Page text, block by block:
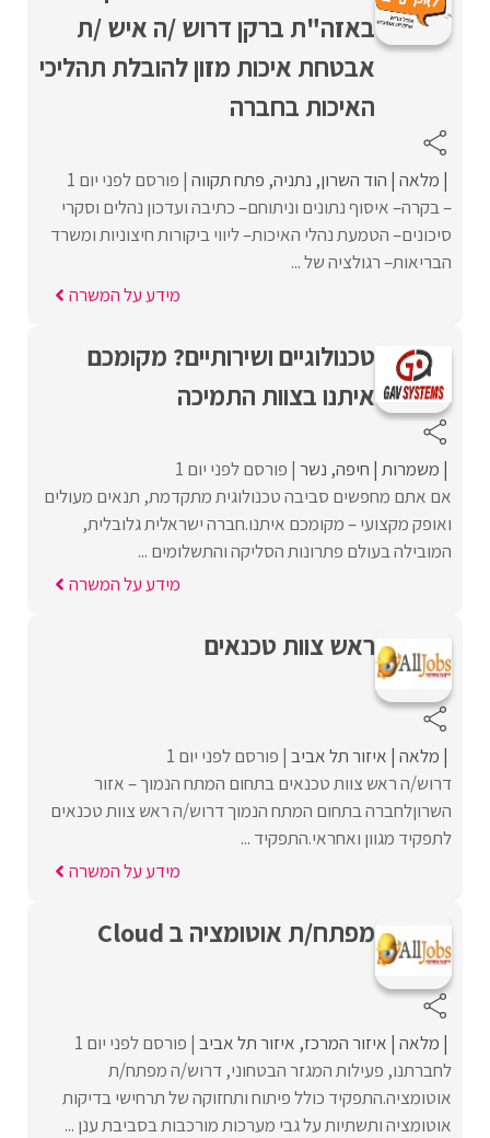
באזה"ת ברקן דרוש /ה איש /ת
אבטחת איכות מזון להובלת תהליכי
האיכות בחברה
מלאה הוד השרון נתניה פתח תקווה פורסם לפני יום 1
– בקרה– איסוף נתונים וניתוחם– כתיבה ועדכון נהלים וסקרי
סיכונים– הטמעת נהלי האיכות– ליווי ביקורות חיצוניות ומשרד
הבריאות– רגולציה של ...
מידע על המשרה
טכנולוגיים ושירותיים? מקומכם
איתנו בצוות התמיכה
משמרות חיפה נשר פורסם לפני יום 1
אם אתם מחפשים סביבה טכנולוגית מתקדמת, תנאים מעולים
ואופק מקצועי – מקומכם איתנו.חברה ישראלית גלובלית,
המובילה בעולם פתרונות הסליקה והתשלומים ...
מידע על המשרה
ראש צוות טכנאים
מלאה איזור תל אביב פורסם לפני יום 1
דרוש/ה ראש צוות טכנאים בתחום המתח הנמוך – אזור
השרוןלחברה בתחום המתח הנמוך דרוש/ה ראש צוות טכנאים
לתפקיד מגוון ואחראי.התפקיד ...
מידע על המשרה
מפתח/ת אוטומציה ב Cloud
מלאה איזור המרכז איזור תל אביב פורסם לפני יום 1
לחברתנו, פעילות המגזר הבטחוני, דרוש/ה מפתח/ת
אוטומציה.התפקיד כולל פיתוח ותחזוקה של תרחישי בדיקות
אוטומציה ותשתיות על גבי מערכות מורכבות בסביבת ענן ...